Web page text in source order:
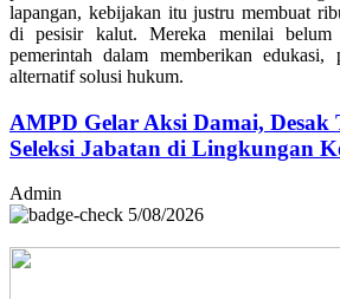
lapangan, kebijakan itu justru membuat
di pesisir kalut. Mereka menilai
pemerintah dalam memberikan edukasi,
alternatif solusi hukum.
AMPD Gelar Aksi Damai, Desak
Seleksi Jabatan di Lingkungan
Admin
5/08/2026